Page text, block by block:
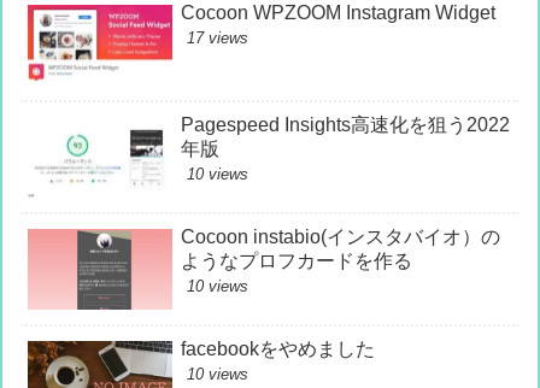
Cocoon WPZOOM Instagram Widget
17 views
Pagespeed Insights高速化を狙う2022
年版
10 views
Cocoon instabio(インスタバイオ）の
ようなプロフカードを作る
10 views
facebookをやめました
10 views